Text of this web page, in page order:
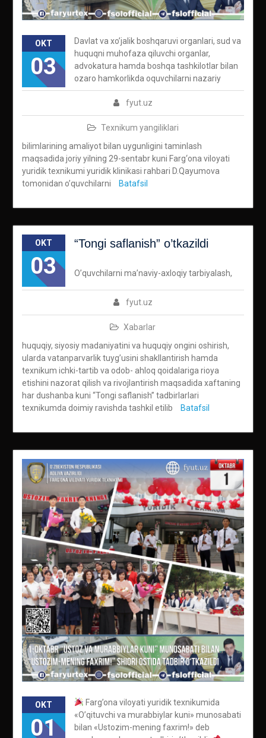
OKT
03
fyut.uz
Texnikum yangiliklari
Davlat va xo’jalik boshqaruvi organlari, sud va
huquqni muhofaza qiluvchi organlar,
advokatura hamda boshqa tashkilotlar bilan
ozaro hamkorlikda oquvchilarni nazariy
bilimlarining amaliyot bilan uygunligini taminlash
maqsadida joriy yilning 29-sentabr kuni Farg‘ona viloyati
yuridik texnikumi yuridik klinikasi rahbari D.Qayumova
tomonidan o’quvchilarni
Batafsil
OKT
03
“Tongi saflanish” o’tkazildi
fyut.uz
Xabarlar
O’quvchilarni ma’naviy-axloqiy tarbiyalash,
huquqiy, siyosiy madaniyatini va huquqiy ongini oshirish,
ularda vatanparvarlik tuyg’usini shakllantirish hamda
texnikum ichki-tartib va odob- ahloq qoidalariga rioya
etishini nazorat qilish va rivojlantirish maqsadida xaftaning
har dushanba kuni “Tongi saflanish” tadbirlarlari
texnikumda doimiy ravishda tashkil etilib
Batafsil
OKT
01
Farg’ona viloyati yuridik texnikumida
«O’qituvchi va murabbiylar kuni» munosabati
bilan «Ustozim-mening faxrim!» deb